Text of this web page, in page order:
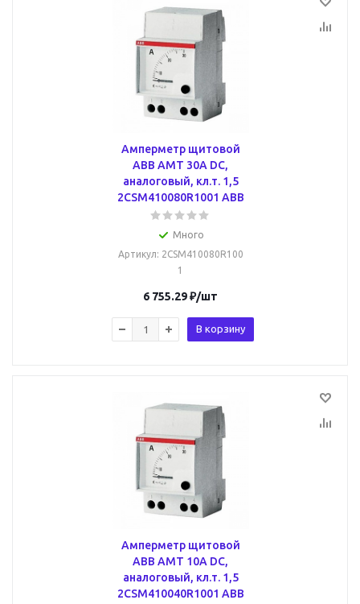
Амперметр щитовой
ABB AMT 30А DC,
аналоговый, кл.т. 1,5
2CSM410080R1001 ABB
Много
Артикул: 2CSM410080R100
1
6 755.29₽/шт
В корзину
Амперметр щитовой
ABB AMT 10А DC,
аналоговый, кл.т. 1,5
2CSM410040R1001 ABB